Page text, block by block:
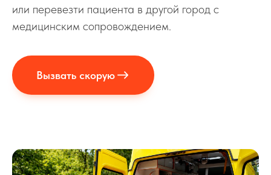
или перевезти пациента в другой город с
медицинским сопровождением.
Вызвать скорую